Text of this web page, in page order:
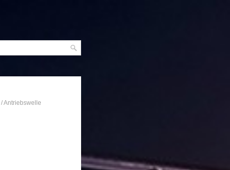
/ Antriebswelle